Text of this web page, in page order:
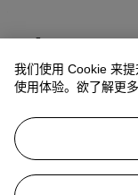
20th/21st
Presenting art of the
Explore all sales
更多精彩内容
我们使用 Cookie 来
使用体验。欲了解更